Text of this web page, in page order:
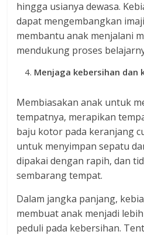
hingga usianya dewasa.
dapat mengembangkan
membantu anak menjalani
mendukung proses
Menjaga kebersihan dan
Membiasakan anak untuk
tempatnya, merapikan
baju kotor pada keranjang
untuk menyimpan sepatu
dipakai dengan rapih, dan
sembarang tempat.
Dalam jangka panjang,
membuat anak menjadi
peduli pada kebersihan.